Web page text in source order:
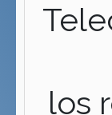
los